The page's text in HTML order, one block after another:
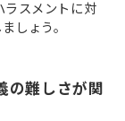
ラスメントに対
しょう。
の難しさが関